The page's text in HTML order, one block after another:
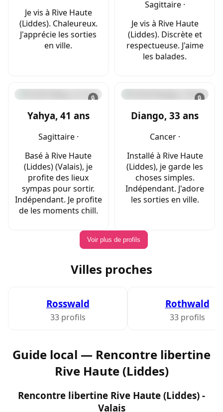
Je vis à Rive Haute
(Liddes). Chaleureux.
J'apprécie les sorties
en ville.
Sagittaire ·
Je vis à Rive Haute
(Liddes). Discrète et
respectueuse. J'aime
les balades.
🔒
Yahya, 41 ans
Sagittaire ·
Basé à Rive Haute
(Liddes) (Valais), je
profite des lieux
sympas pour sortir.
Indépendant. Je profite
de les moments chill.
🔒
Diango, 33 ans
Cancer ·
Installé à Rive Haute
(Liddes), je garde les
choses simples.
Indépendant. J'adore
les sorties en ville.
Voir plus de profils
Villes proches
Rosswald
33 profils
Rothwald
33 profils
Guide local — Rencontre libertine
Rive Haute (Liddes)
Rencontre libertine Rive Haute (Liddes) -
Valais